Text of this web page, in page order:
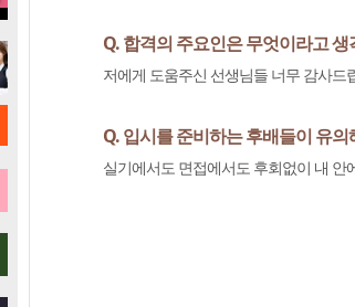
Q. 합격의 주요인은 무엇이라고 생
저에게 도움주신 선생님들 너무 감사
Q. 입시를 준비하는 후배들이 유
실기에서도 면접에서도 후회없이 내 안